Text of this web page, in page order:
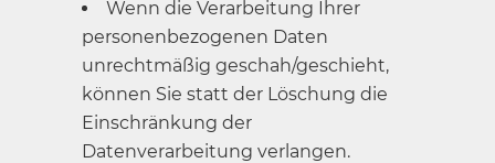
Wenn die Verarbeitung Ihrer
personenbezogenen Daten
unrechtmäßig geschah/geschieht,
können Sie statt der Löschung die
Einschränkung der
Datenverarbeitung verlangen.